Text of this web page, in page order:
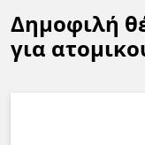
Δημοφιλή
για